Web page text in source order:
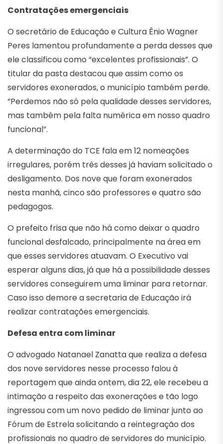
Contratações emergenciais
O secretário de Educação e Cultura Ênio Wagner
Peres lamentou profundamente a perda desses que
ele classificou como “excelentes profissionais”. O
titular da pasta destacou que assim como os
servidores exonerados, o município também perde.
“Perdemos não só pela qualidade desses servidores,
mas também pela falta numérica em nosso quadro
funcional”.
A determinação do TCE fala em 12 nomeações
irregulares, porém três desses já haviam solicitado o
desligamento. Dos nove que foram exonerados
nesta manhã, cinco são professores e quatro são
pedagogos.
O prefeito frisa que não há como deixar o quadro
funcional desfalcado, principalmente na área em
que esses servidores atuavam. O Executivo vai
esperar alguns dias, já que há a possibilidade desses
servidores conseguirem uma liminar para retornar.
Caso isso demore a secretaria de Educação irá
realizar contratações emergenciais.
Defesa entra com liminar
O advogado Natanael Zanatta que realiza a defesa
dos nove servidores nesse processo falou à
reportagem que ainda ontem, dia 22, ele recebeu a
intimação a respeito das exonerações e tão logo
ingressou com um novo pedido de liminar junto ao
Fórum de Estrela solicitando a reintegração dos
profissionais no quadro de servidores do município.